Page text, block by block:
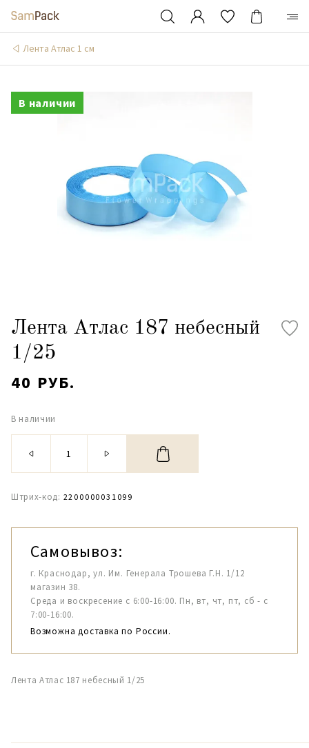
Лента Атлас 1 см
В наличии
Лента Атлас 187 небесный
1/25
40 РУБ.
В наличии
Штрих-код: 2200000031099
Самовывоз:
г. Краснодар, ул. Им. Генерала Трошева Г.Н. 1/12
магазин 38.
Среда и воскресение с 6:00-16:00. Пн, вт, чт, пт, сб - с
7:00-16:00.
Возможна доставка по России.
Лента Атлас 187 небесный 1/25